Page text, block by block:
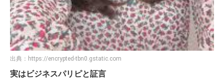
出典： https://encrypted-tbn0.gstatic.com
実はビジネスパリピと証言